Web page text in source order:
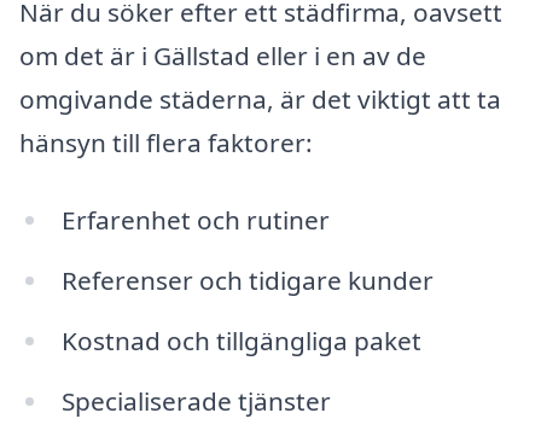
När du söker efter ett städfirma, oavsett
om det är i Gällstad eller i en av de
omgivande städerna, är det viktigt att ta
hänsyn till flera faktorer:
Erfarenhet och rutiner
Referenser och tidigare kunder
Kostnad och tillgängliga paket
Specialiserade tjänster